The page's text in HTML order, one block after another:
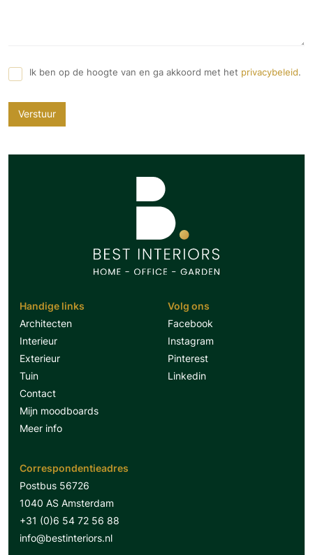
Ik ben op de hoogte van en ga akkoord met het privacybeleid.
Verstuur
Handige links
Architecten
Interieur
Exterieur
Tuin
Contact
Mijn moodboards
Meer info
Volg ons
Facebook
Instagram
Pinterest
Linkedin
Correspondentieadres
Postbus 56726
1040 AS Amsterdam
+31 (0)6 54 72 56 88
info@bestinteriors.nl